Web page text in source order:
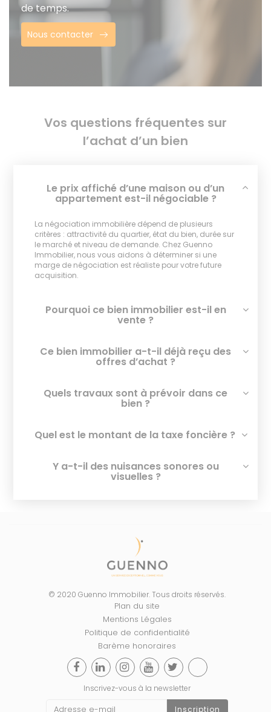
de temps.
Nous contacter
Vos questions fréquentes sur
l’achat d’un bien
Le prix affiché d’une maison ou d’un
appartement est-il négociable ?
La négociation immobilière dépend de plusieurs
critères : attractivité du quartier, état du bien, durée sur
le marché et niveau de demande. Chez Guenno
Immobilier, nous vous aidons à déterminer si une
marge de négociation est réaliste pour votre future
acquisition.
Pourquoi ce bien immobilier est-il en
vente ?
Ce bien immobilier a-t-il déjà reçu des
offres d’achat ?
Quels travaux sont à prévoir dans ce
bien ?
Quel est le montant de la taxe foncière ?
Y a-t-il des nuisances sonores ou
visuelles ?
© 2020 Guenno Immobilier. Tous droits réservés.
Plan du site
Mentions Légales
Politique de confidentialité
Barème honoraires
Inscrivez-vous à la newsletter
Inscription